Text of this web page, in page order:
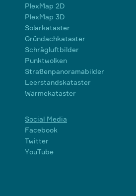
PlexMap 2D
PlexMap 3D
Solarkataster
Gründachkataster
Schrägluftbilder
Punktwolken
Straßenpanoramabilder
Leerstandskataster
Wärmekataster
Social Media
Facebook
Twitter
YouTube